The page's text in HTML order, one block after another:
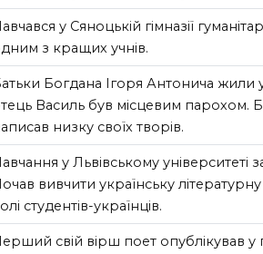
у Сяноцькій гімназії
з кращих учнів.
Богдана Ігоря Антонича жили у
Василь був місцевим парохом.
низку своїх творів.
у Львівському університеті
вивчити українську
студентів-українців.
свій вірш поет опублікував у